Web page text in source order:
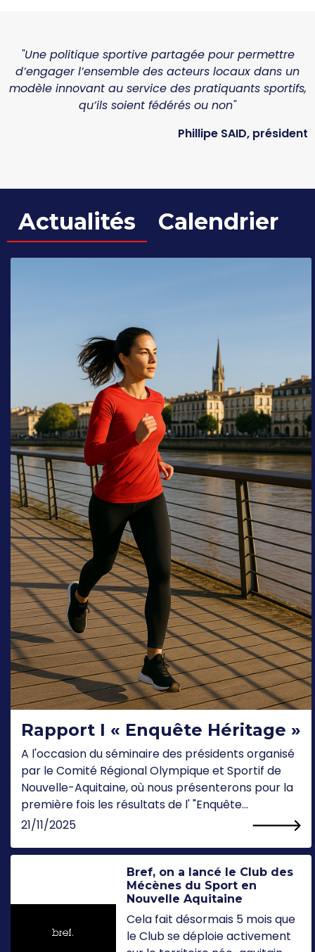
"Une politique sportive partagée pour permettre
d’engager l’ensemble des acteurs locaux dans un
modèle innovant au service des pratiquants sportifs,
qu’ils soient fédérés ou non"
Phillipe SAID, président
Actualités Calendrier
Rapport I « Enquête Héritage »
A l'occasion du séminaire des présidents organisé
par le Comité Régional Olympique et Sportif de
Nouvelle-Aquitaine, où nous présenterons pour la
première fois les résultats de l' "Enquête...
21/11/2025
Bref, on a lancé le Club des
Mécènes du Sport en
Nouvelle Aquitaine
Cela fait désormais 5 mois que
le Club se déploie activement